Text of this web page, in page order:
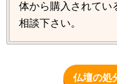
体から購入されてい
相談下さい。
仏壇の処